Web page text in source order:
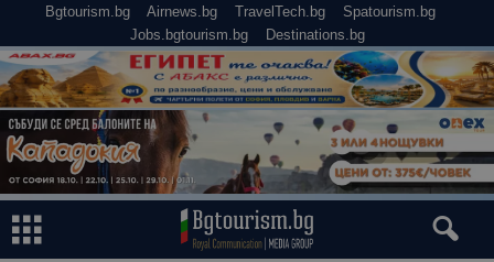
Bgtourism.bg Airnews.bg TravelTech.bg
Spatourism.bg
Jobs.bgtourism.bg
Destinations.bg